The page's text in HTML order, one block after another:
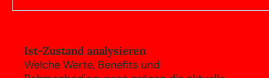
Ist-Zustand analysieren
Welche Werte, Benefits und